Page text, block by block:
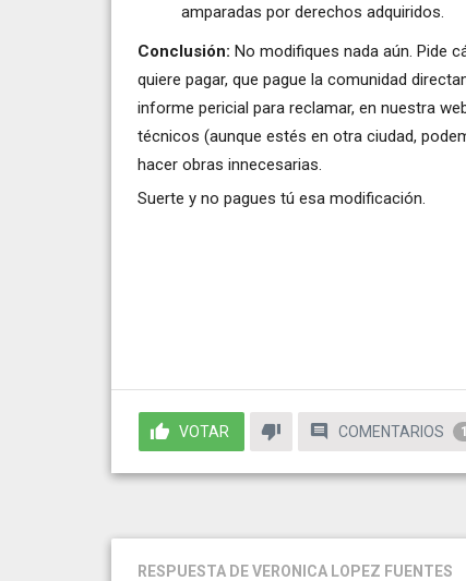
amparadas por derechos adquiridos.
Conclusión: No modifiques nada aún. Pide
quiere pagar, que pague la comunidad
informe pericial para reclamar, en nuestra
técnicos (aunque estés en otra ciudad,
hacer obras innecesarias.
Suerte y no pagues tú esa modificación.
VOTAR COMENTARIOS 1
RESPUESTA DE VERONICA LOPEZ FUENTES